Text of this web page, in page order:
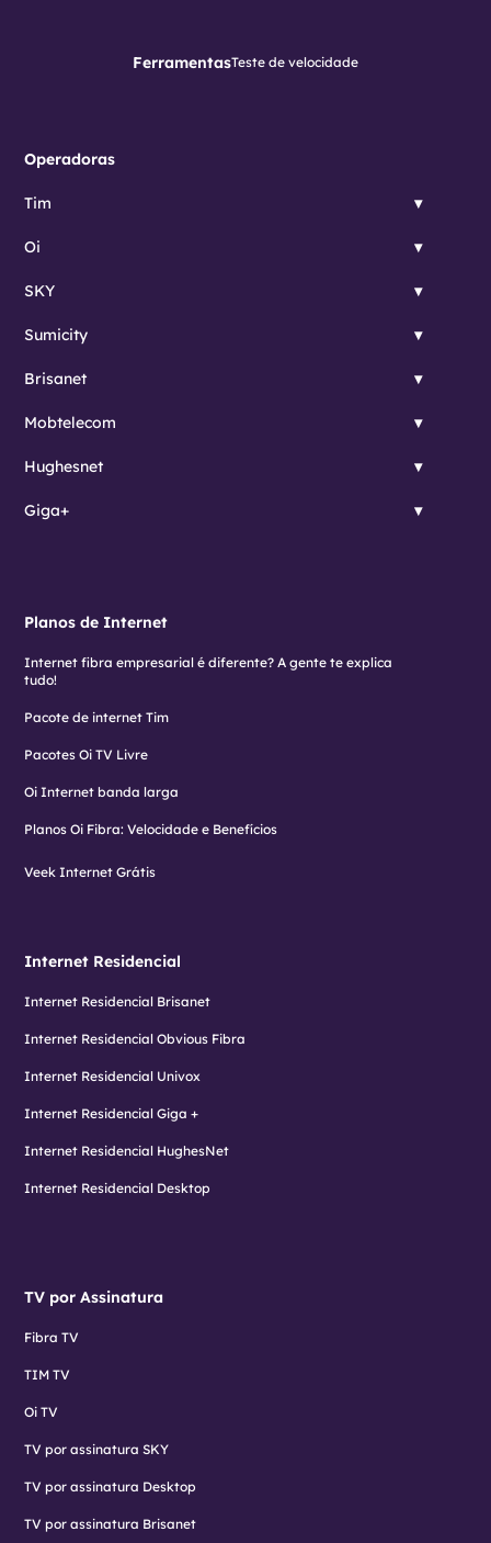
FerramentasTeste de velocidade
Operadoras
Tim
Oi
SKY
Sumicity
Brisanet
Mobtelecom
Hughesnet
Giga+
Planos de Internet
Internet fibra empresarial é diferente? A gente te explica
tudo!
Pacote de internet Tim
Pacotes Oi TV Livre
Oi Internet banda larga
Planos Oi Fibra: Velocidade e Benefícios
Veek Internet Grátis
Internet Residencial
Internet Residencial Brisanet
Internet Residencial Obvious Fibra
Internet Residencial Univox
Internet Residencial Giga +
Internet Residencial HughesNet
Internet Residencial Desktop
TV por Assinatura
Fibra TV
TIM TV
Oi TV
TV por assinatura SKY
TV por assinatura Desktop
TV por assinatura Brisanet